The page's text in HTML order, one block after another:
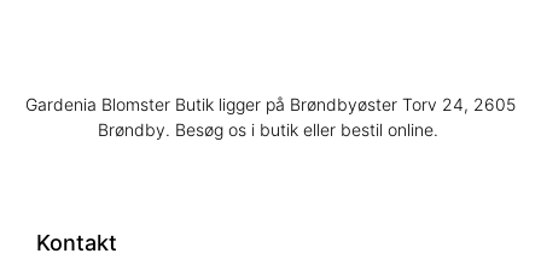
Gardenia Blomster Butik ligger på Brøndbyøster Torv 24, 2605
Brøndby. Besøg os i butik eller bestil online.
Kontakt